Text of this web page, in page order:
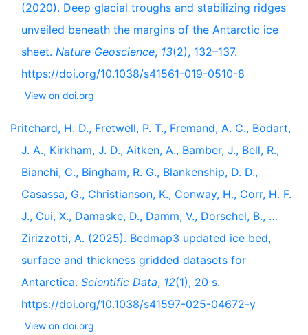
(2020). Deep glacial troughs and stabilizing ridges
unveiled beneath the margins of the Antarctic ice
sheet. Nature Geoscience, 13(2), 132–137.
https://doi.org/10.1038/s41561-019-0510-8
View on doi.org
Pritchard, H. D., Fretwell, P. T., Fremand, A. C., Bodart,
J. A., Kirkham, J. D., Aitken, A., Bamber, J., Bell, R.,
Bianchi, C., Bingham, R. G., Blankenship, D. D.,
Casassa, G., Christianson, K., Conway, H., Corr, H. F.
J., Cui, X., Damaske, D., Damm, V., Dorschel, B., …
Zirizzotti, A. (2025). Bedmap3 updated ice bed,
surface and thickness gridded datasets for
Antarctica. Scientific Data, 12(1), 20 s.
https://doi.org/10.1038/s41597-025-04672-y
View on doi.org